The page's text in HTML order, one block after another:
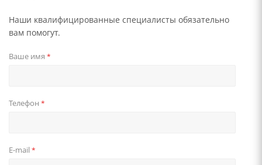
Наши квалифицированные специалисты обязательно
вам помогут.
Ваше имя *
Телефон *
E-mail *